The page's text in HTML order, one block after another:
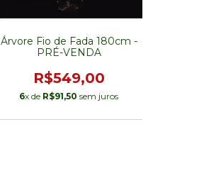
Árvore Fio de Fada 180cm -
PRÉ-VENDA
R$549,00
6x de R$91,50 sem juros